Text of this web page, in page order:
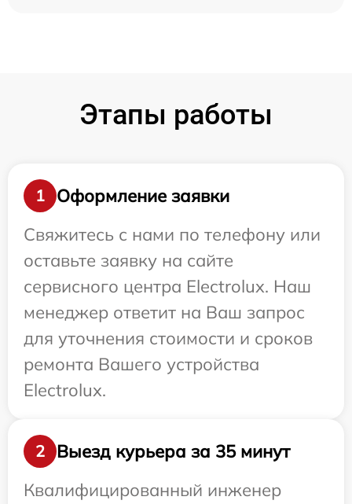
Этапы работы
1
Оформление заявки
Свяжитесь с нами по телефону или
оставьте заявку на сайте
сервисного центра Electrolux. Наш
менеджер ответит на Ваш запрос
для уточнения стоимости и сроков
ремонта Вашего устройства
Electrolux.
2
Выезд курьера за 35 минут
Квалифицированный инженер